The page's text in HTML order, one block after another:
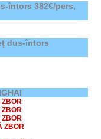
întors 382€/pers,
dus-întors
ZBOR
ZBOR
ZBOR
ZBOR